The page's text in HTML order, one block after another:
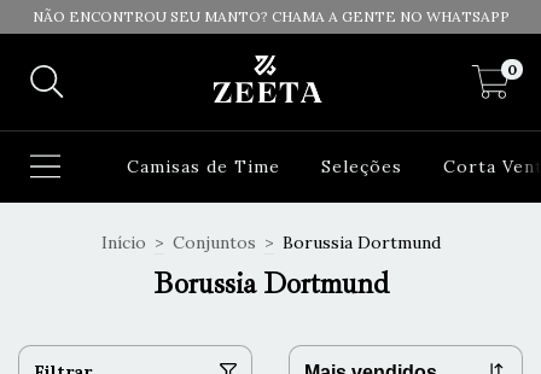
NÃO ENCONTROU SEU MANTO? CHAMA A GENTE NO WHATSAPP
0
Camisas de Time Seleções Corta
Início > Conjuntos > Borussia Dortmund
Borussia Dortmund